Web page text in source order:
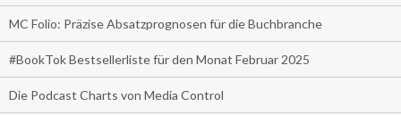
MC Folio: Präzise Absatzprognosen für die Buchbranche
#BookTok Bestsellerliste für den Monat Februar 2025
Die Podcast Charts von Media Control